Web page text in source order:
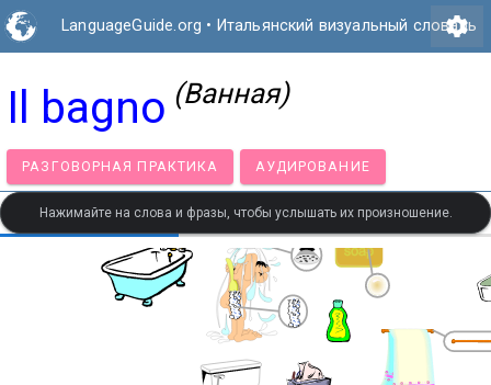
LanguageGuide.org • Итальянский визуальный словарь
settings
Il bagno (Ванная)
РАЗГОВОРНАЯ ПРАКТИКА АУДИРОВАНИЕ
Нажимайте на слова и фразы, чтобы услышать их произношение.